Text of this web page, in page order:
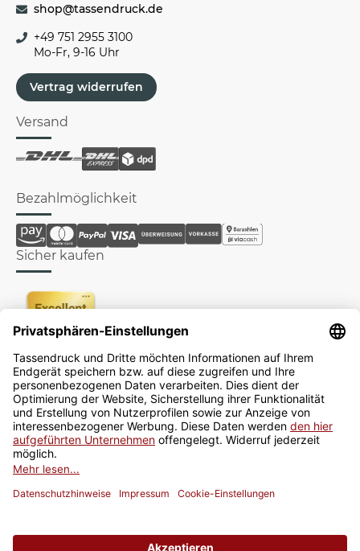
shop@tassendruck.de
+49 751 2955 3100
Mo-Fr, 9-16 Uhr
Vertrag widerrufen
Versand
Bezahlmöglichkeit
Sicher kaufen
Newsletter
Jetzt anmelden
* Alle Preise inkl. gesetzlicher USt., zzgl.